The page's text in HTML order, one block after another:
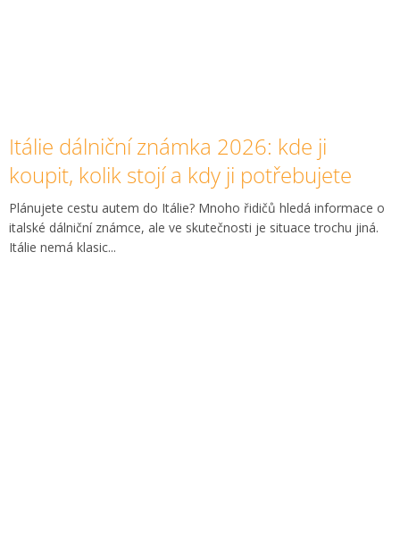
Itálie dálniční známka 2026: kde ji
koupit, kolik stojí a kdy ji potřebujete
Plánujete cestu autem do Itálie? Mnoho řidičů hledá informace o
italské dálniční známce, ale ve skutečnosti je situace trochu jiná.
Itálie nemá klasic...